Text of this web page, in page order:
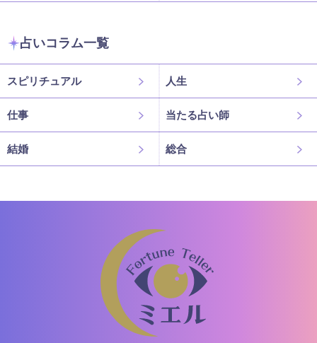
占いコラム一覧
スピリチュアル 人生
仕事 当たる占い師
結婚 総合